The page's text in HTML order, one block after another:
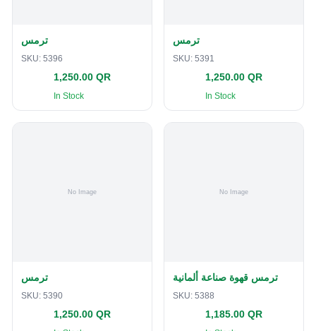
ترمس
SKU: 5396
1,250.00 QR
In Stock
ترمس
SKU: 5391
1,250.00 QR
In Stock
ترمس
SKU: 5390
1,250.00 QR
ترمس قهوة صناعة ألمانية
SKU: 5388
1,185.00 QR